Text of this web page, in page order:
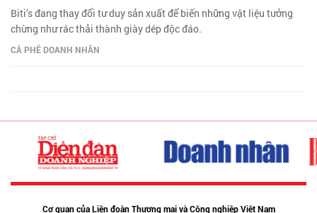
Biti’s đang thay đổi tư duy sản xuất để biến những vật liệu tưởng
chừng như rác thải thành giày dép độc đáo.
CÀ PHÊ DOANH NHÂN
Cơ quan của Liên đoàn Thương mại và Công nghiệp Việt Nam